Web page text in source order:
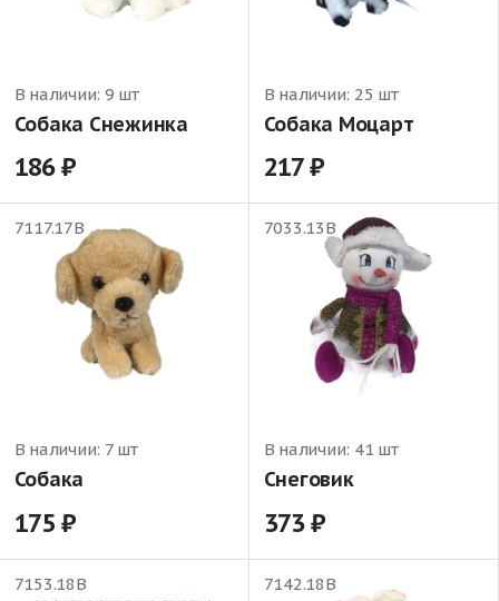
В наличии: 9 шт
Собака Снежинка
186
В наличии: 25 шт
Собака Моцарт
217
7117.17В
В наличии: 7 шт
Собака
175
7033.13В
В наличии: 41 шт
Снеговик
373
7153.18В 7142.18В